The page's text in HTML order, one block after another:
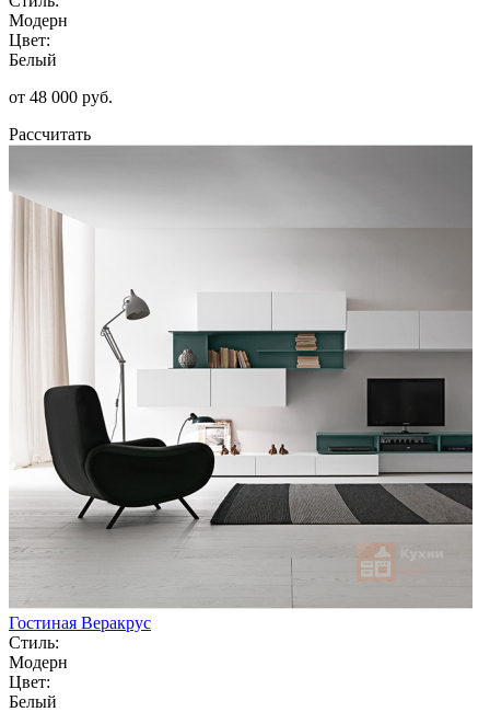
Модерн
Цвет:
Белый
от 48 000 руб.
Рассчитать
Гостиная Веракрус
Стиль:
Модерн
Цвет:
Белый